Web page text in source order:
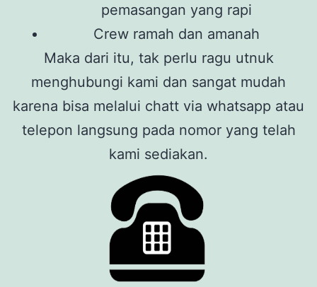
pemasangan yang rapi
Crew ramah dan amanah
Maka dari itu, tak perlu ragu utnuk
menghubungi kami dan sangat mudah
karena bisa melalui chatt via whatsapp atau
telepon langsung pada nomor yang telah
kami sediakan.